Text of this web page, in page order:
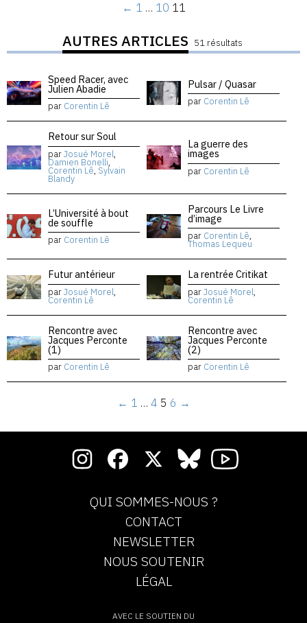
← 1 … 10 11
AUTRES ARTICLES 51 résultats
Speed Racer, avec
Julien Abadie
par Corentin Lê
Pulsar / Quasar
par Corentin Lê
Retour sur Soul
parJosué Morel,
Damien Bonelli,
Corentin Lê, Sylvain
Blandy
La guerre des
images
par Corentin Lê
L’Université à bout
de souffle
par Corentin Lê
Parcours Le Livre
d’image
par Corentin Lê,
Thomas Lequeu
Futur antérieur
parJosué Morel,
Corentin Lê
La rentrée Critikat
parJosué Morel,
Corentin Lê
Rencontre avec
Jacques Perconte
(1)
par Corentin Lê
Rencontre avec
Jacques Perconte
(2)
par Corentin Lê
← 1 … 4 5 6 →
QUI SOMMES-NOUS ?
CONTACT
NEWSLETTER
NOUS SOUTENIR
LÉGAL
AVEC LE SOUTIEN DU